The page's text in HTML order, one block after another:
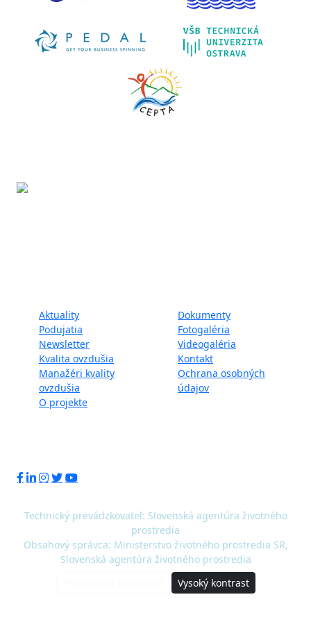
Aktuality
Podujatia
Newsletter
Kvalita ovzdušia
Manažéri kvality
ovzdušia
O projekte
Dokumenty
Fotogaléria
Videogaléria
Kontakt
Ochrana osobných
údajov
Technický prevádzkovateľ: Slovenská agentúra životného
prostredia
Obsahový správca: Ministerstvo životného prostredia SR,
Slovenská agentúra životného prostredia
Vysoký kontrast